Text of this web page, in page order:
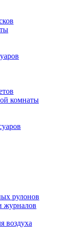
комнаты
рулонов
журналов
воздуха